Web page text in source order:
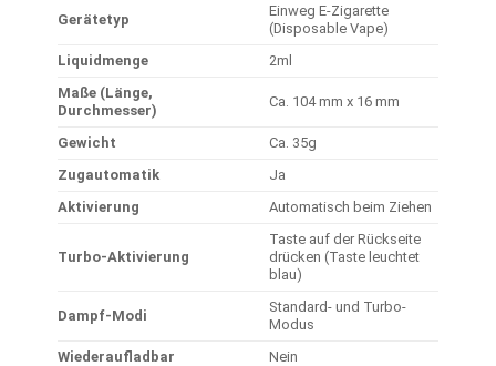
Gerätetyp
Einweg E-Zigarette
(Disposable Vape)
Liquidmenge
2ml
Maße (Länge,
Durchmesser)
Ca. 104 mm x 16 mm
Gewicht
Ca. 35g
Zugautomatik
Ja
Aktivierung
Automatisch beim Ziehen
Turbo-Aktivierung
Taste auf der Rückseite
drücken (Taste leuchtet
blau)
Dampf-Modi
Standard- und Turbo-
Modus
Wiederaufladbar
Nein